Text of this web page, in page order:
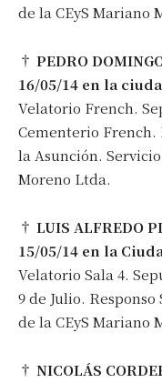
de la CEyS Mariano
† PEDRO
16/05/14 en la
Velatorio French.
Cementerio French.
la Asunción.
Moreno Ltda.
† LUIS ALFREDO
15/05/14 en la
Velatorio Sala 4.
9 de Julio.
de la CEyS Mariano
† NICOLÁS